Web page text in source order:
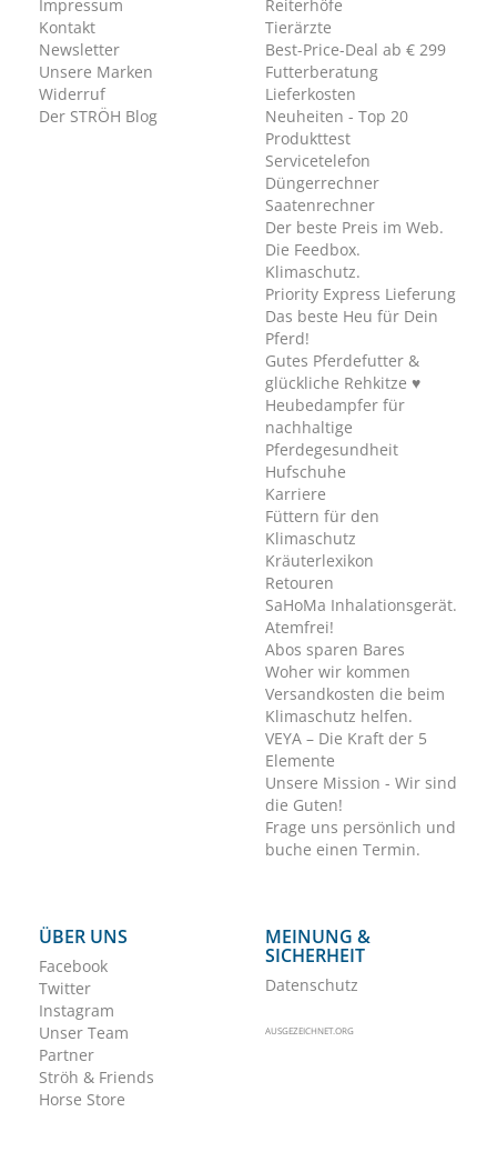
Impressum
Kontakt
Newsletter
Unsere Marken
Widerruf
Der STRÖH Blog
Reiterhöfe
Tierärzte
Best-Price-Deal ab € 299
Futterberatung
Lieferkosten
Neuheiten - Top 20
Produkttest
Servicetelefon
Düngerrechner
Saatenrechner
Der beste Preis im Web.
Die Feedbox.
Klimaschutz.
Priority Express Lieferung
Das beste Heu für Dein
Pferd!
Gutes Pferdefutter &
glückliche Rehkitze ♥
Heubedampfer für
nachhaltige
Pferdegesundheit
Hufschuhe
Karriere
Füttern für den
Klimaschutz
Kräuterlexikon
Retouren
SaHoMa Inhalationsgerät.
Atemfrei!
Abos sparen Bares
Woher wir kommen
Versandkosten die beim
Klimaschutz helfen.
VEYA – Die Kraft der 5
Elemente
Unsere Mission - Wir sind
die Guten!
Frage uns persönlich und
buche einen Termin.
ÜBER UNS
Facebook
Twitter
Instagram
Unser Team
Partner
Ströh & Friends
Horse Store
MEINUNG &
SICHERHEIT
Datenschutz
AUSGEZEICHNET.ORG